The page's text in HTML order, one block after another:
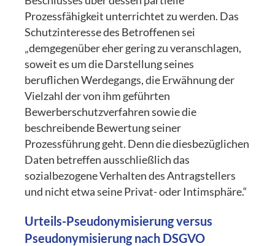
Prozessfähigkeit unterrichtet zu werden. Das
Schutzinteresse des Betroffenen sei
„demgegenüber eher gering zu veranschlagen,
soweit es um die Darstellung seines
beruflichen Werdegangs, die Erwähnung der
Vielzahl der von ihm geführten
Bewerberschutzverfahren sowie die
beschreibende Bewertung seiner
Prozessführung geht. Denn die diesbezüglichen
Daten betreffen ausschließlich das
sozialbezogene Verhalten des Antragstellers
und nicht etwa seine Privat- oder Intimsphäre.“
Urteils-Pseudonymisierung versus
Pseudonymisierung nach DSGVO